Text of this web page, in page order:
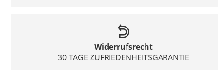
Widerrufsrecht
30 TAGE ZUFRIEDENHEITSGARANTIE